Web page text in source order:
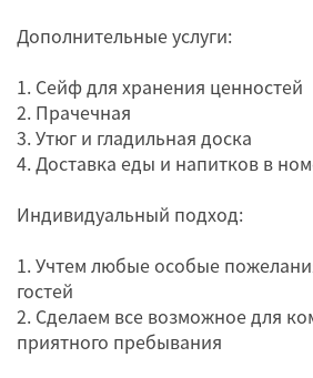
Дополнительные услуги:
1. Сейф для хранения ценностей
2. Прачечная
3. Утюг и гладильная доска
4. Доставка еды и напитков в
Индивидуальный подход:
1. Учтем любые особые
гостей
2. Сделаем все возможное для
приятного пребывания